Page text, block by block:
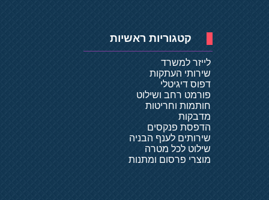
קטגוריות ראשיות
לייזר למשרד
שירותי העתקות
דפוס דיגיטלי
פורמט רחב ושילוט
חותמות וחריטות
מדבקות
הדפסת פנקסים
שירותים לענף הבניה
שילוט לכל מטרה
מוצרי פרסום ומתנות